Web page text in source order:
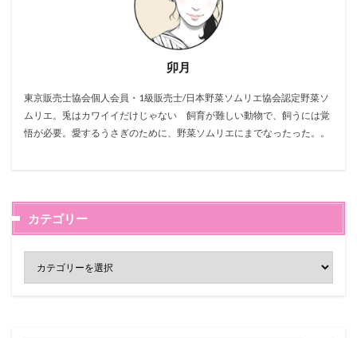
卯月
東京販売士協会個人会員・1級販売士/日本野菜ソムリエ協会認定野菜ソ
ムリエ。兎はカワイイだけじゃない 飼育が難しい動物で、飼うには覚
悟が必要。愛するうさぎのために、野菜ソムリエにまでなったった。。
カテゴリー